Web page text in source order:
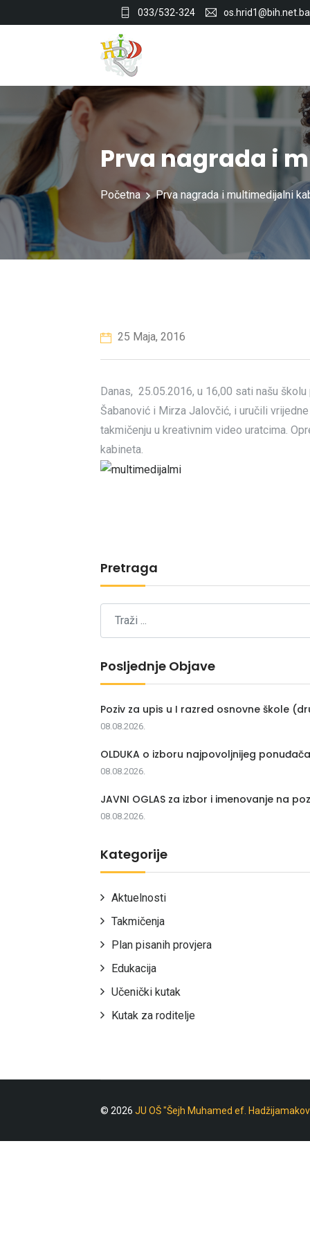
033/532-324 os.hrid1@bih.net.ba
Prva nagrada i
Početna Prva nagrada i multimedijalni
25 Maja, 2016
Danas, 25.05.2016, u 16,00 sati našu
Šabanović i Mirza Jalovčić, i uručili
takmičenju u kreativnim video uratcima.
kabineta.
Pretraga
Posljednje Objave
Poziv za upis u I razred osnovne škole
08.08.2026.
OLDUKA o izboru najpovoljnijeg
08.08.2026.
JAVNI OGLAS za izbor i imenovanje na
08.08.2026.
Kategorije
Aktuelnosti
Takmičenja
Plan pisanih provjera
Edukacija
Učenički kutak
Kutak za roditelje
© 2026 JU OŠ "Šejh Muhamed ef.